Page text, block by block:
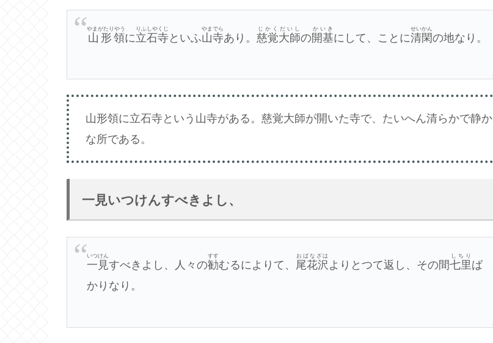
山形領
やまがたりやう
に立石寺
りふしやくじ
といふ山寺
やまでら
あり。慈覚大師
じかくだいし
の開基
かいき
にして、ことに清閑
せいかん
の地なり。
山形領に立石寺という山寺がある。慈覚大師が開いた寺で、たいへん清らかで静か
な所である。
一見いつけんすべきよし、
一見
いつけん
すべきよし、人々の勧
すす
むるによりて、 尾花沢
おばなざは
よりとつて返し、その間七里
しちり
ば
かりなり。